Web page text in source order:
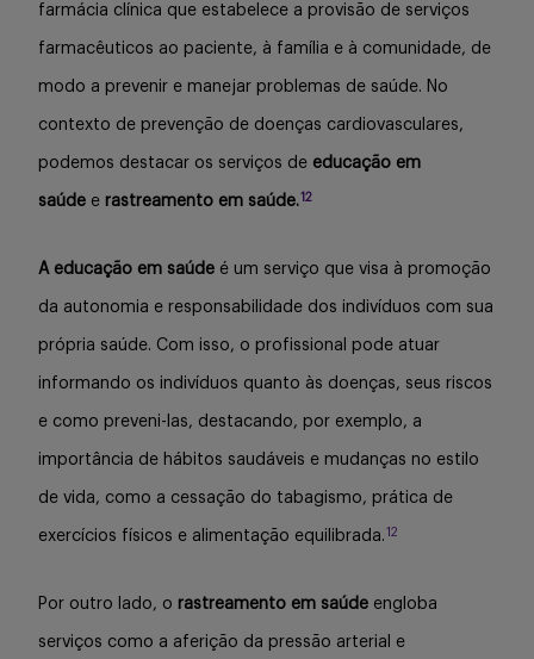
farmácia clínica que estabelece a provisão de serviços
farmacêuticos ao paciente, à família e à comunidade, de
modo a prevenir e manejar problemas de saúde. No
contexto de prevenção de doenças cardiovasculares,
podemos destacar os serviços de educação em
saúde e rastreamento em saúde.12
A educação em saúde é um serviço que visa à promoção
da autonomia e responsabilidade dos indivíduos com sua
própria saúde. Com isso, o profissional pode atuar
informando os indivíduos quanto às doenças, seus riscos
e como preveni-las, destacando, por exemplo, a
importância de hábitos saudáveis e mudanças no estilo
de vida, como a cessação do tabagismo, prática de
exercícios físicos e alimentação equilibrada.12
Por outro lado, o rastreamento em saúde engloba
serviços como a aferição da pressão arterial e